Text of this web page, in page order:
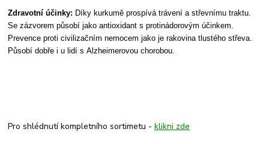
Zdravotní účinky: Díky kurkumě prospívá trávení a střevnímu traktu.
Se zázvorem působí jako antioxidant s protinádorovým účinkem.
Prevence proti civilizačním nemocem jako je rakovina tlustého střeva.
Působí dobře i u lidí s Alzheimerovou chorobou.
Pro shlédnutí kompletního sortimetu -klikni zde